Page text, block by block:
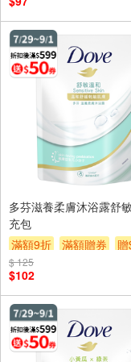
多芬滋養柔膚沐浴露舒
充包
滿額9折
滿額贈券
$ 125
$102